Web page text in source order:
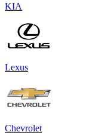
KIA
Lexus
Chevrolet